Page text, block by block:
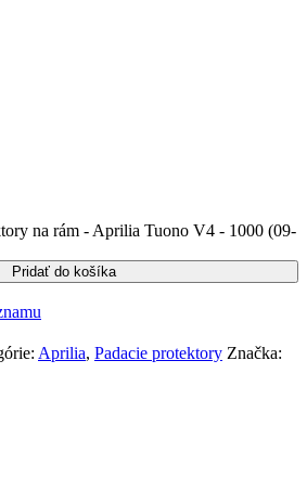
na rám - Aprilia Tuono V4 - 1000 (09-
Pridať do košíka
Aprilia, Padacie protektory Značka: